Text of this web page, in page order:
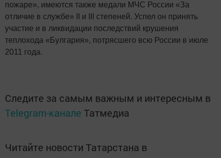
пожаре», имеются также медали МЧС России «За
отличие в службе» II и III степеней. Успел он принять
участие и в ликвидации последствий крушения
теплохода «Булгария», потрясшего всю России в июле
2011 года.
Следите за самым важным и интересным в
Telegram-канале Татмедиа
Читайте новости Татарстана в